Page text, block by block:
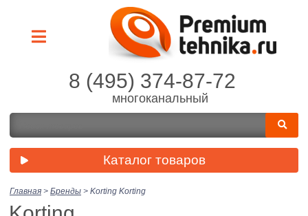
8 (495) 374-87-72
многоканальный
Каталог товаров
Главная > Бренды > Korting Korting